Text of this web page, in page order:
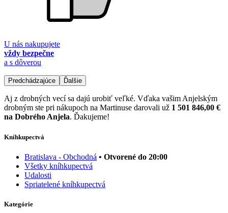
U nás nakupujete
vždy bezpečne
a s dôverou
Predchádzajúce Ďalšie
Aj z drobných vecí sa dajú urobiť veľké. Vďaka vašim Anjelským
drobným ste pri nákupoch na Martinuse darovali už 1 501 846,00 €
na Dobrého Anjela. Ďakujeme!
Kníhkupectvá
Bratislava - Obchodná • Otvorené do 20:00
Všetky kníhkupectvá
Udalosti
Spriatelené kníhkupectvá
Kategórie